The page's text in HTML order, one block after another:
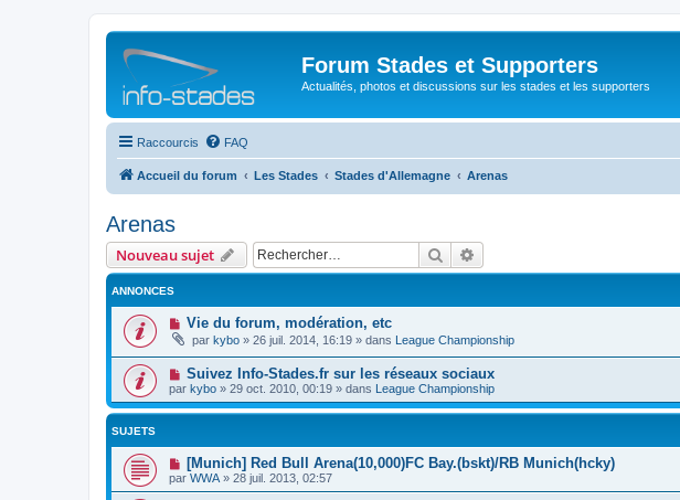
Forum Stades et Supporters
Actualités, photos et discussions sur les stades et les supporters
Raccourcis FAQ
Accueil du forum Les Stades Stades d'Allemagne Arenas
Arenas
Nouveau sujet Rechercher
ANNONCES
Vie du forum, modération, etc
par kybo » 26 juil. 2014, 16:19 » dans League Championship
Suivez Info-Stades.fr sur les réseaux sociaux
par kybo » 29 oct. 2010, 00:19 » dans League Championship
SUJETS
[Munich] Red Bull Arena(10,000)FC Bay.(bskt)/RB Munich(hcky)
par WWA » 28 juil. 2013, 02:57